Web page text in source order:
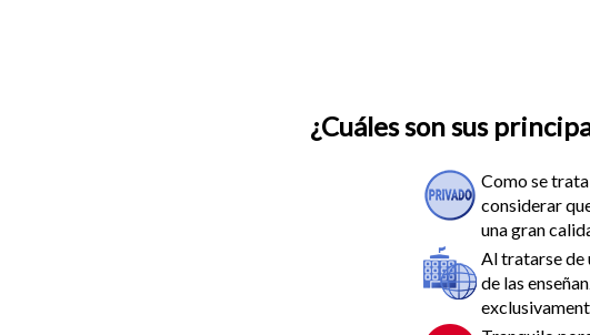
¿Cuáles son sus
Como se
considerar
una gran
Al tratarse de
de las